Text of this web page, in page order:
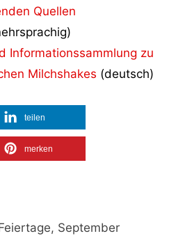
Quellen
Informationssammlung zu
Milchshakes (deutsch)
teilen
merken
September